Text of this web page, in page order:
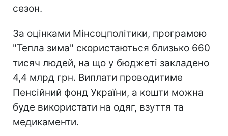
сезон.
За оцінками Мінсоцполітики, програмою
"Тепла зима" скористаються близько 660
тисяч людей, на що у бюджеті закладено
4,4 млрд грн. Виплати проводитиме
Пенсійний фонд України, а кошти можна
буде використати на одяг, взуття та
медикаменти.